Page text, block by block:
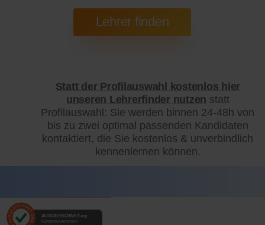
Statt der Profilauswahl kostenlos hier
unseren Lehrerfinder nutzen statt
Profilauswahl: Sie werden binnen 24-48h von
bis zu zwei optimal passenden Kandidaten
kontaktiert, die Sie kostenlos & unverbindlich
kennenlernen können.
AUSGEZEICHNET .org
Kundenbewertungen